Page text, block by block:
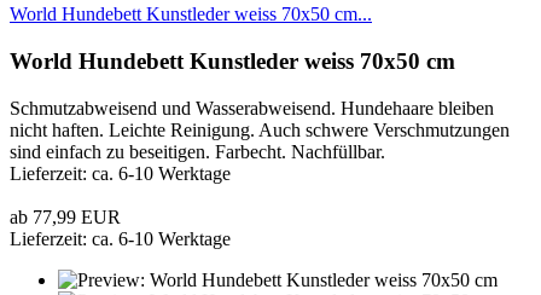
World Hundebett Kunstleder weiss 70x50 cm...
World Hundebett Kunstleder weiss 70x50 cm
Schmutzabweisend und Wasserabweisend. Hundehaare bleiben
nicht haften. Leichte Reinigung. Auch schwere Verschmutzungen
sind einfach zu beseitigen. Farbecht. Nachfüllbar.
Lieferzeit: ca. 6-10 Werktage
ab 77,99 EUR
Lieferzeit: ca. 6-10 Werktage